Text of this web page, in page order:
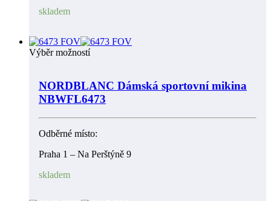
skladem
Výběr možností
NORDBLANC Dámská sportovní mikina
NBWFL6473
Odběrné místo:
Praha 1 – Na Perštýně 9
skladem